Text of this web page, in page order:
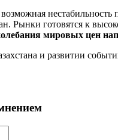
Рынки готовятся к
мировых цен
и развитии